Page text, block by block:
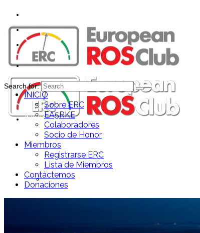
Search for:
INICIO
Sobre ERC
INICIO
Sobre ERC
EA5RKE
Colaboradores
Socio de Honor
Miembros
Registrarse ERC
Lista de Miembros
Contáctemos
Donaciones